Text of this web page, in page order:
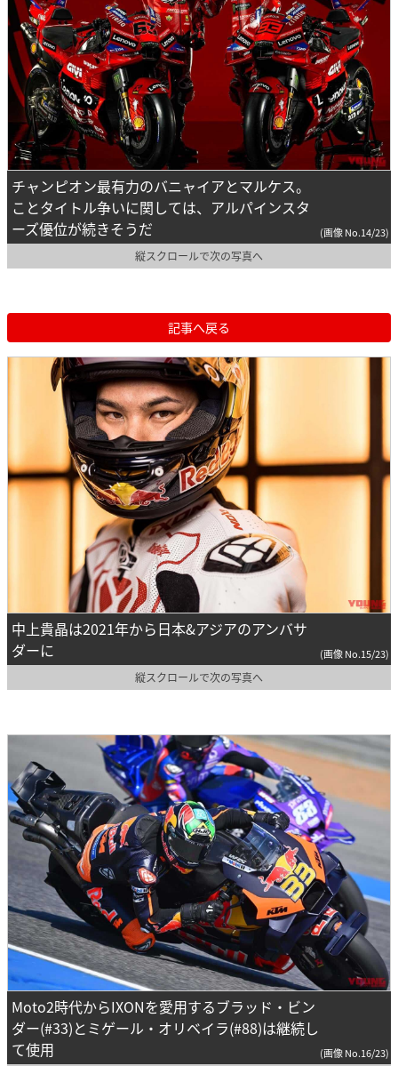
チャンピオン最有力のバニャイアとマルケス。
ことタイトル争いに関しては、アルパインスタ
ーズ優位が続きそうだ
(画像 No.14/23)
縦スクロールで次の写真へ
記事へ戻る
中上貴晶は2021年から日本&アジアのアンバサ
ダーに
(画像 No.15/23)
縦スクロールで次の写真へ
Moto2時代からIXONを愛用するブラッド・ビン
ダー(#33)とミゲール・オリベイラ(#88)は継続し
て使用
(画像 No.16/23)